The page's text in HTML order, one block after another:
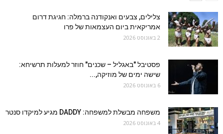
צלילים, צבעים ואנקודנה ברמלה: חגיגת דרום
אמריקאית ביום העצמאות של פרו
2 באוגוסט 2026
פסטיבל "באגליל – שכנים" חוזר למעלות תרשיחא:
שישה ימים של מוזיקה,...
6 באוגוסט 2026
משפחה מבשלת למשפחה: DADDY מגיע למיקדו סנטר
4 באוגוסט 2026